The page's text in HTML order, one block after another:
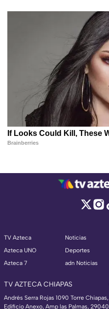
TV Azteca
Azteca UNO
Azteca 7
Noticias
Deportes
adn Noticias
TV AZTECA CHIAPAS
Andrés Serra Rojas 1090 Torre Chiapas,
Edificio Anexo, Amp las Palmas, 29040